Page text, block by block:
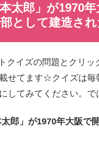
太郎」が1970
として建造さ
クイズの問題とクリ
せてます☆クイズは
してみてください。で
郎」が1970年大阪で